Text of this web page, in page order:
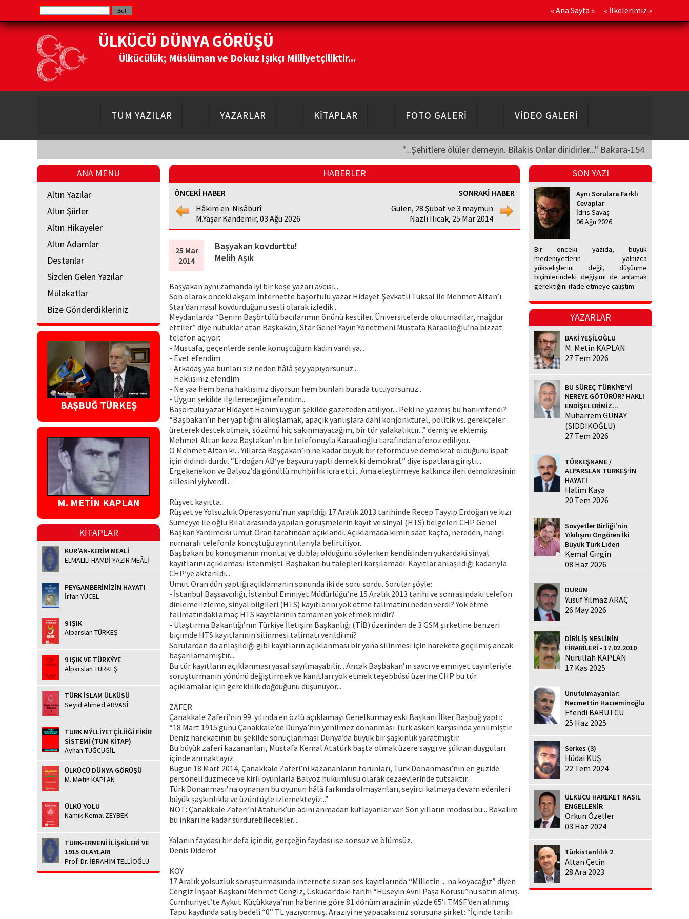
« Ana Sayfa » « İlkelerimiz »
ÜLKÜCÜ DÜNYA GÖRÜŞÜ
Ülkücülük; Müslüman ve Dokuz Işıkçı Milliyetçiliktir...
TÜM YAZILAR YAZARLAR KİTAPLAR FOTO GALERİ VİDEO GALERİ
"...Şehitlere ölüler demeyin. Bilakis Onlar diridirler..." Bakara-154
ANA MENÜ
Altın Yazılar
Altın Şiirler
Altın Hikayeler
Altın Adamlar
Destanlar
Sizden Gelen Yazılar
Mülakatlar
Bize Gönderdikleriniz
BAŞBUĞ TÜRKEŞ
M. METİN KAPLAN
KİTAPLAR
KUR'AN-KERİM MEALİ
ELMALILI HAMDİ YAZIR MEÂLİ
PEYGAMBERİMİZİN HAYATI
İrfan YÜCEL
9 IŞIK
Alparslan TÜRKEŞ
9 IŞIK VE TÜRKÝYE
Alparslan TÜRKEŞ
TÜRK İSLAM ÜLKÜSÜ
Seyid Ahmed ARVASÎ
TÜRK MÝLLİYETÇİLİİĞİ FİKİR
SİSTEMİ (TÜM KİTAP)
Ayhan TUĞCUGİL
ÜLKÜCÜ DÜNYA GÖRÜŞÜ
M. Metin KAPLAN
ÜLKÜ YOLU
Namık Kemal ZEYBEK
TÜRK-ERMENİ İLİŞKİLERİ VE
1915 OLAYLARI
Prof. Dr. İBRAHİM TELLİOĞLU
HABERLER
ÖNCEKİ HABER
Hâkim en-Nisâburî
M.Yaşar Kandemir, 03 Ağu 2026
SONRAKİ HABER
Gülen, 28 Şubat ve 3 maymun
Nazlı Ilıcak, 25 Mar 2014
25 Mar
2014
Başyakan kovdurttu!
Melih Aşık
Başyakan aynı zamanda iyi bir köşe yazarı avcısı...
Son olarak önceki akşam internette başörtülü yazar Hidayet Şevkatli Tuksal ile Mehmet Altan’ı
Star’dan nasıl kovdurduğunu sesli olarak izledik...
Meydanlarda “Benim Başörtülü bacılarımın önünü kestiler. Üniversitelerde okutmadılar, mağdur
ettiler” diye nutuklar atan Başkakan, Star Genel Yayın Yönetmeni Mustafa Karaalioğlu’na bizzat
telefon açıyor:
- Mustafa, geçenlerde senle konuştuğum kadın vardı ya...
- Evet efendim
- Arkadaş yaa bunları siz neden hâlâ şey yapıyorsunuz...
- Haklısınız efendim
- Ne yaa hem bana haklısınız diyorsun hem bunları burada tutuyorsunuz...
- Uygun şekilde ilgileneceğim efendim...
Başörtülü yazar Hidayet Hanım uygun şekilde gazeteden atılıyor... Peki ne yazmış bu hanımfendi?
“Başbakan’ın her yaptığını alkışlamak, apaçık yanlışlara dahi konjonktürel, politik vs. gerekçeler
üreterek destek olmak, sözümü hiç sakınmayacağım, bir tür yalakalıktır...” demiş ve eklemiş:
Mehmet Altan keza Baştakan’ın bir telefonuyla Karaalioğlu tarafından aforoz ediliyor.
O Mehmet Altan ki... Yıllarca Başçakan’ın ne kadar büyük bir reformcu ve demokrat olduğunu ispat
için didindi durdu. “Erdoğan AB’ye başvuru yaptı demek ki demokrat” diye ispatlara girişti...
Ergekenekon ve Balyoz’da gönüllü muhbirlik icra etti... Ama eleştirmeye kalkınca ileri demokrasinin
sillesini yiyiverdi...
Rüşvet kayıtta...
Rüşvet ve Yolsuzluk Operasyonu’nun yapıldığı 17 Aralık 2013 tarihinde Recep Tayyip Erdoğan ve kızı
Sümeyye ile oğlu Bilal arasında yapılan görüşmelerin kayıt ve sinyal (HTS) belgeleri CHP Genel
Başkan Yardımcısı Umut Oran tarafından açıklandı. Açıklamada kimin saat kaçta, nereden, hangi
numaralı telefonla konuştuğu ayrıntılarıyla belirtiliyor.
Başbakan bu konuşmanın montaj ve dublaj olduğunu söylerken kendisinden yukardaki sinyal
kayıtlarını açıklaması istenmişti. Başbakan bu talepleri karşılamadı. Kayıtlar anlaşıldığı kadarıyla
CHP’ye aktarıldı...
Umut Oran dün yaptığı açıklamanın sonunda iki de soru sordu. Sorular şöyle:
- İstanbul Başsavcılığı, İstanbul Emniyet Müdürlüğü’ne 15 Aralık 2013 tarihi ve sonrasındaki telefon
dinleme-izleme, sinyal bilgileri (HTS) kayıtlarını yok etme talimatını neden verdi? Yok etme
talimatındaki amaç HTS kayıtlarının tamamen yok etmek midir?
- Ulaştırma Bakanlığı’nın Türkiye İletişim Başkanlığı (TİB) üzerinden de 3 GSM şirketine benzeri
biçimde HTS kayıtlarının silinmesi talimatı verildi mi?
Sorulardan da anlaşıldığı gibi kayıtların açıklanması bir yana silinmesi için harekete geçilmiş ancak
başarılamamıştır...
Bu tür kayıtların açıklanması yasal sayılmayabilir... Ancak Başbakan’ın savcı ve emniyet tayinleriyle
soruşturmanın yönünü değiştirmek ve kanıtları yok etmek teşebbüsü üzerine CHP bu tür
açıklamalar için gereklilik doğduğunu düşünüyor...
ZAFER
Çanakkale Zaferi’nin 99. yılında en özlü açıklamayı Genelkurmay eski Başkanı İlker Başbuğ yaptı:
“18 Mart 1915 günü Çanakkale’de Dünya’nın yenilmez donanması Türk askeri karşısında yenilmiştir.
Deniz harekatının bu şekilde sonuçlanması Dünya’da büyük bir şaşkınlık yaratmıştır.
Bu büyük zaferi kazananları, Mustafa Kemal Atatürk başta olmak üzere saygı ve şükran duyguları
içinde anmaktayız.
Bugün 18 Mart 2014, Çanakkale Zaferi’ni kazananların torunları, Türk Donanması’nın en güzide
personeli düzmece ve kirli oyunlarla Balyoz hükümlüsü olarak cezaevlerinde tutsaktır.
Türk Donanması’na oynanan bu oyunun hâlâ farkında olmayanları, seyirci kalmaya devam edenleri
büyük şaşkınlıkla ve üzüntüyle izlemekteyiz...”
NOT: Çanakkale Zaferi’ni Atatürk’ün adını anmadan kutlayanlar var. Son yılların modası bu... Bakalım
bu inkarı ne kadar sürdürebilecekler...
Yalanın faydası bir defa içindir, gerçeğin faydası ise sonsuz ve ölümsüz.
Denis Diderot
KOY
17 Aralık yolsuzluk soruşturmasında internete sızan ses kayıtlarında “Milletin ....na koyacağız” diyen
Cengiz İnşaat Başkanı Mehmet Cengiz, Üsküdar’daki tarihi “Hüseyin Avni Paşa Korusu”nu satın almış.
Cumhuriyet’te Aykut Küçükkaya’nın haberine göre 81 dönüm arazinin yüzde 65’i TMSF’den alınmış.
Tapu kaydında satış bedeli “0” TL yazıyormuş. Araziyi ne yapacaksınız sorusuna şirket: “İçinde tarihi
SON YAZI
Aynı Sorulara Farklı
Cevaplar
İdris Savaş
06 Ağu 2026
Bir önceki yazıda, büyük
medeniyetlerin yalnızca
yükselişlerini değil, düşünme
biçimlerindeki değişimi de anlamak
gerektiğini ifade etmeye çalıştım.
YAZARLAR
BAKİ YEŞİLOĞLU
M. Metin KAPLAN
27 Tem 2026
BU SÜREÇ TÜRKİYE’Yİ
NEREYE GÖTÜRÜR? HAKLI
ENDİŞELERİMİZ...
Muharrem GÜNAY
(SIDDIKOĞLU)
27 Tem 2026
TÜRKEŞNAME /
ALPARSLAN TÜRKEŞ’İN
HAYATI
Halim Kaya
20 Tem 2026
Sovyetler Birliği'nin
Yıkılışını Öngören İki
Büyük Türk Lideri
Kemal Girgin
08 Haz 2026
DURUM
Yusuf Yılmaz ARAÇ
26 May 2026
DİRİLİŞ NESLİNİN
FİRARÎLERİ - 17.02.2010
Nurullah KAPLAN
17 Kas 2025
Unutulmayanlar:
Necmettin Hacıeminoğlu
Efendi BARUTCU
25 Haz 2025
Serkes (3)
Hüdai KUŞ
22 Tem 2024
ÜLKÜCÜ HAREKET NASIL
ENGELLENİR
Orkun Özeller
03 Haz 2024
Türkistanlılık 2
Altan Çetin
28 Ara 2023